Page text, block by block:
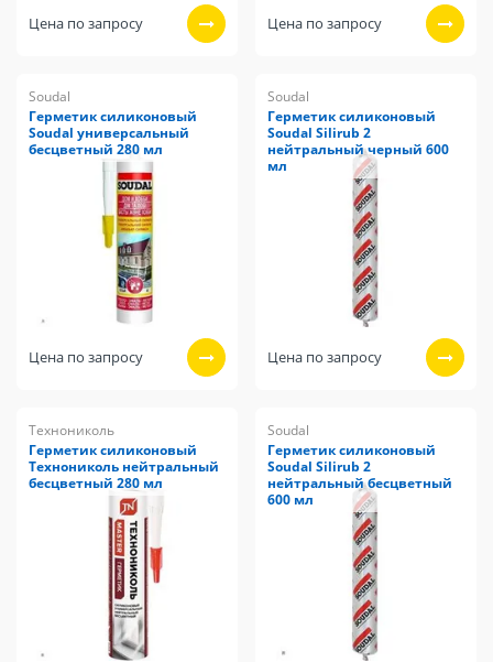
Цена по запросу Цена по запросу
Soudal
Герметик силиконовый
Soudal универсальный
бесцветный 280 мл
Цена по запросу
Soudal
Герметик силиконовый
Soudal Silirub 2
нейтральный черный 600
мл
Цена по запросу
Технониколь
Герметик силиконовый
Технониколь нейтральный
бесцветный 280 мл
Soudal
Герметик силиконовый
Soudal Silirub 2
нейтральный бесцветный
600 мл